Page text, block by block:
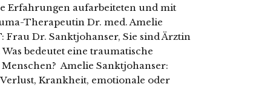
Erfahrungen aufarbeiteten und mit
Therapeutin Dr. med. Amelie
Dr. Sanktjohanser, Sie sind Ärztin
bedeutet eine traumatische
Amelie Sanktjohanser:
Krankheit, emotionale oder